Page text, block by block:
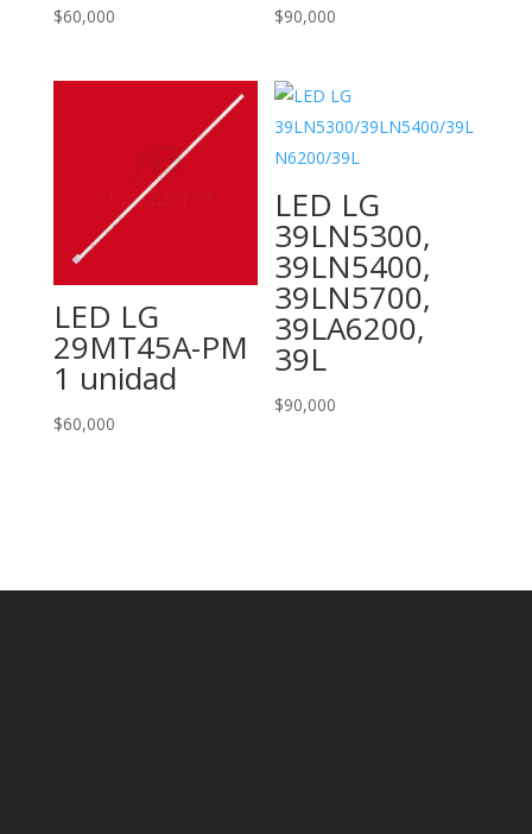
$60,000 $90,000
LED LG
29MT45A-PM
1 unidad
$60,000
LED LG
39LN5300,
39LN5400,
39LN5700,
39LA6200,
39L
$90,000